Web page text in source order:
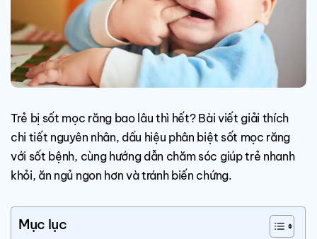
Trẻ bị sốt mọc răng bao lâu thì hết? Bài viết giải thích
chi tiết nguyên nhân, dấu hiệu phân biệt sốt mọc răng
với sốt bệnh, cùng hướng dẫn chăm sóc giúp trẻ nhanh
khỏi, ăn ngủ ngon hơn và tránh biến chứng.
Mục lục